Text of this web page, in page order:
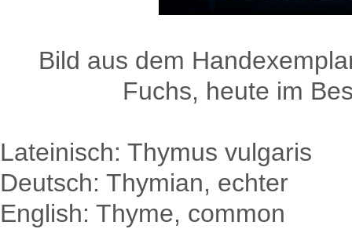
Bild aus dem
Fuchs, heute im
Lateinisch: Thymus vulgaris
Deutsch: Thymian, echter
English: Thyme, common